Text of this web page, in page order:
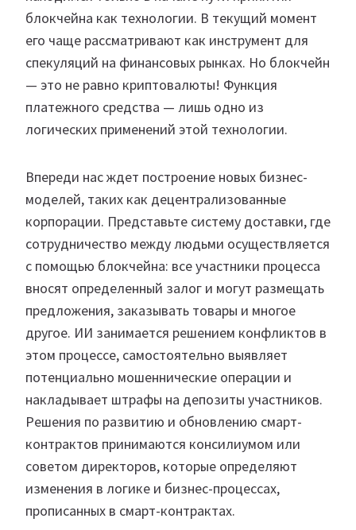
блокчейна как технологии. В текущий момент
его чаще рассматривают как инструмент для
спекуляций на финансовых рынках. Но блокчейн
— это не равно криптовалюты! Функция
платежного средства — лишь одно из
логических применений этой технологии.
Впереди нас ждет построение новых бизнес-
моделей, таких как децентрализованные
корпорации. Представьте систему доставки, где
сотрудничество между людьми осуществляется
с помощью блокчейна: все участники процесса
вносят определенный залог и могут размещать
предложения, заказывать товары и многое
другое. ИИ занимается решением конфликтов в
этом процессе, самостоятельно выявляет
потенциально мошеннические операции и
накладывает штрафы на депозиты участников.
Решения по развитию и обновлению смарт-
контрактов принимаются консилиумом или
советом директоров, которые определяют
изменения в логике и бизнес-процессах,
прописанных в смарт-контрактах.